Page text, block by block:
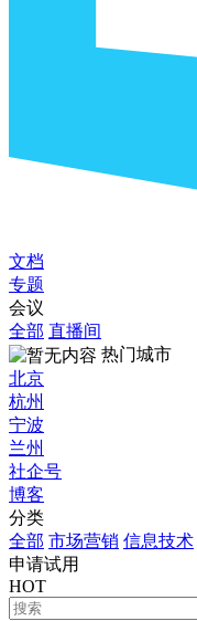
文档
专题
会议
全部 直播间
热门城市
北京
杭州
宁波
兰州
社企号
博客
分类
全部 市场营销 信息技术
申请试用
HOT